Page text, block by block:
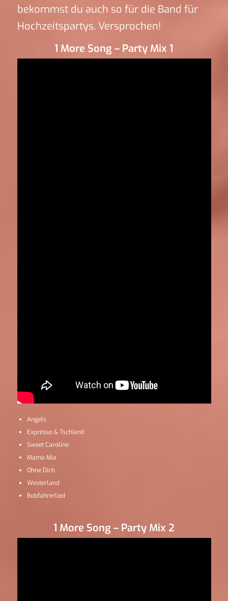
bekommst du auch so für die Band für
Hochzeitspartys. Versprochen!
1 More Song – Party Mix 1
Angels
Expresso & Tschianti
Sweet Caroline
Mama Mia
Ohne Dich
Westerland
Bobfahrerlied
1 More Song – Party Mix 2